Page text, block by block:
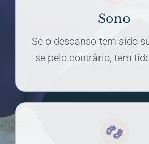
Sono
Se o descanso tem sido
se pelo contrário, tem